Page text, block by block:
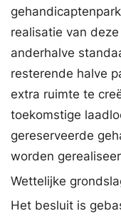
realisatie van
anderhalve
resterende halve
extra ruimte te
toekomstige
gereserveerde
worden
Wettelijke
Het besluit is